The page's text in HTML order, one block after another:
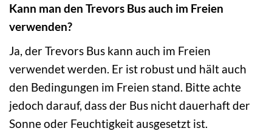
Kann man den Trevors Bus auch im Freien
verwenden?
Ja, der Trevors Bus kann auch im Freien
verwendet werden. Er ist robust und hält auch
den Bedingungen im Freien stand. Bitte achte
jedoch darauf, dass der Bus nicht dauerhaft der
Sonne oder Feuchtigkeit ausgesetzt ist.